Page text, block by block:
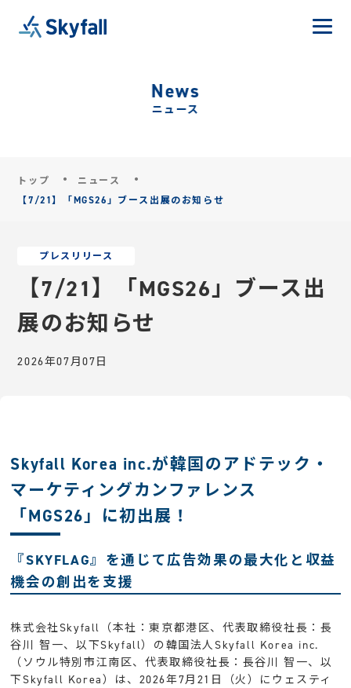
News
ニュース
トップ
ニュース
【7/21】「MGS26」ブース出展のお知らせ
プレスリリース
【7/21】「MGS26」ブース出
展のお知らせ
2026年07月07日
Skyfall Korea inc.が韓国のアドテック・
マーケティングカンファレンス
「MGS26」に初出展！
『SKYFLAG』を通じて広告効果の最大化と収益
機会の創出を支援
株式会社Skyfall（本社：東京都港区、代表取締役社長：長
谷川 智一、以下Skyfall）の韓国法人Skyfall Korea inc.
（ソウル特別市江南区、代表取締役社長：長谷川 智一、以
下Skyfall Korea）は、2026年7月21日（火）にウェスティ